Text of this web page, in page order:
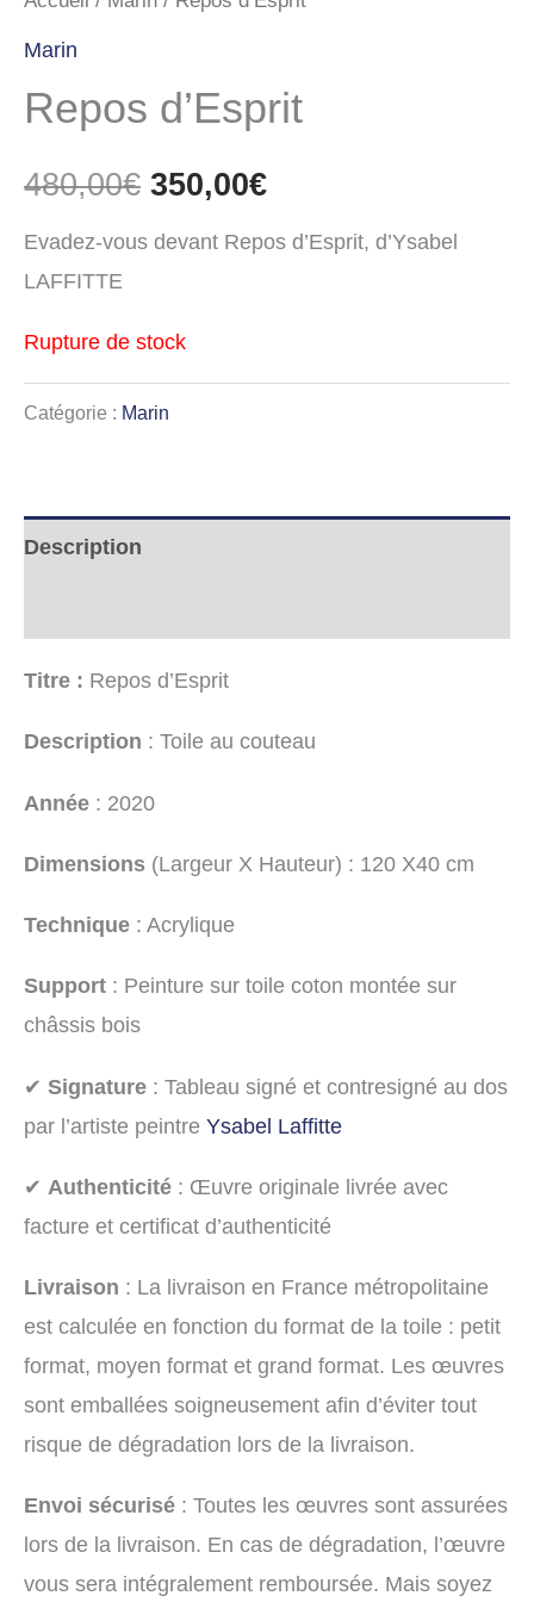
Marin
Repos d’Esprit
480,00€ 350,00€
Evadez-vous devant Repos d’Esprit, d’Ysabel
LAFFITTE
Rupture de stock
Catégorie : Marin
Description
Titre : Repos d’Esprit
Description : Toile au couteau
Année : 2020
Dimensions (Largeur X Hauteur) : 120 X40 cm
Technique : Acrylique
Support : Peinture sur toile coton montée sur
châssis bois
✔ Signature : Tableau signé et contresigné au dos
par l’artiste peintre Ysabel Laffitte
✔ Authenticité : Œuvre originale livrée avec
facture et certificat d’authenticité
Livraison : La livraison en France métropolitaine
est calculée en fonction du format de la toile : petit
format, moyen format et grand format. Les œuvres
sont emballées soigneusement afin d’éviter tout
risque de dégradation lors de la livraison.
Envoi sécurisé : Toutes les œuvres sont assurées
lors de la livraison. En cas de dégradation, l’œuvre
vous sera intégralement remboursée. Mais soyez